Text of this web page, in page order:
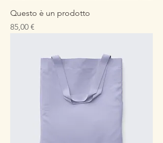
Questo è un prodotto
Prezzo
85,00 €